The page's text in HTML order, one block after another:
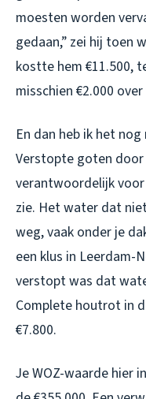
moesten worden
gedaan,” zei hij toen
kostte hem €11.500,
misschien €2.000
En dan heb ik het
Verstopte goten door
verantwoordelijk
zie. Het water dat
weg, vaak onder je
een klus in Leerdam-
verstopt was dat
Complete houtrot in
€7.800.
Je WOZ-waarde hier